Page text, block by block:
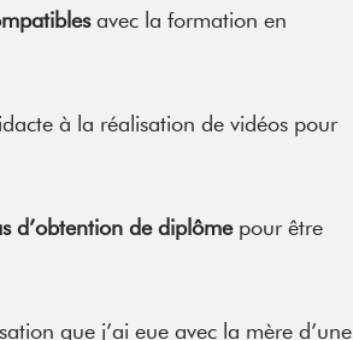
avec la formation en
à la réalisation de vidéos pour
d’obtention de diplômepour être
que j’ai eue avec la mère d’une